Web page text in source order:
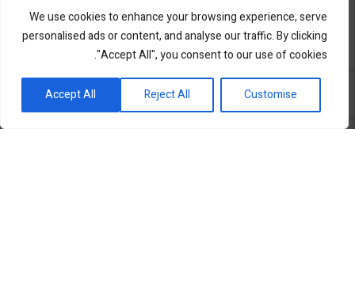
We use cookies to enhance your browsing experience, serve
personalised ads or content, and analyse our traffic. By clicking
"Accept All", you consent to our use of cookies.
Customise
Reject All
Accept Allפורטל השקעות וחדשנות